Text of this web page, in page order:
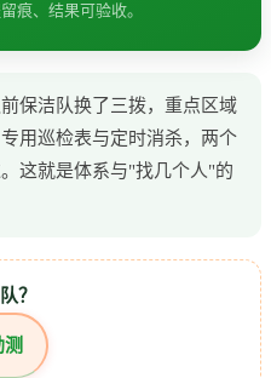
痕、结果可验收。
保洁队换了三拨，重点区域
用巡检表与定时消杀，两个
这就是体系与"找几个人"的
？